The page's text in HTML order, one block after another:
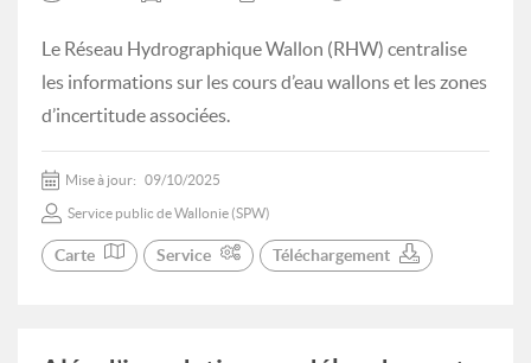
Le Réseau Hydrographique Wallon (RHW) centralise
les informations sur les cours d’eau wallons et les zones
d’incertitude associées.
Mise à jour: 09/10/2025
Service public de Wallonie (SPW)
Carte Service Téléchargement